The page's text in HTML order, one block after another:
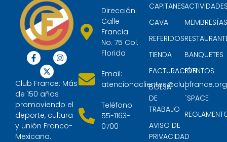
Club France: Más
de 150 años
promoviendo el
deporte, cultura
y unión Franco-
Mexicana.
Dirección:
Calle
Francia
No. 75 Col.
Florida
Email:
Teléfono:
55-1163-
0700
CAPITANES
CAVA
REFERIDOS
TIENDA
FACTURACIÓN
BOLSA
DE
TRABAJO
AVISO DE
PRIVACIDAD
BANQUETES
EVENTOS
L
´SPACE